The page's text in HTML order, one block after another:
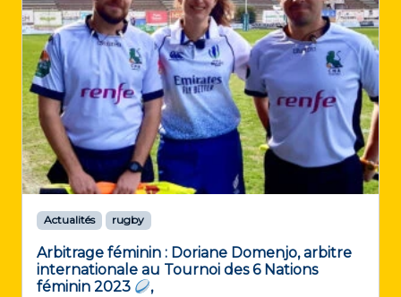
Actualités rugby
Arbitrage féminin : Doriane Domenjo, arbitre
internationale au Tournoi des 6 Nations
féminin 2023
,